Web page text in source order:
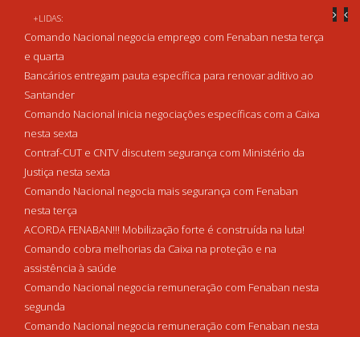
+LIDAS:
Comando Nacional negocia emprego com Fenaban nesta terça
e quarta
Bancários entregam pauta específica para renovar aditivo ao
Santander
Comando Nacional inicia negociações específicas com a Caixa
nesta sexta
Contraf-CUT e CNTV discutem segurança com Ministério da
Justiça nesta sexta
Comando Nacional negocia mais segurança com Fenaban
nesta terça
ACORDA FENABAN!!! Mobilização forte é construída na luta!
Comando cobra melhorias da Caixa na proteção e na
assistência à saúde
Comando Nacional negocia remuneração com Fenaban nesta
segunda
Comando Nacional negocia remuneração com Fenaban nesta